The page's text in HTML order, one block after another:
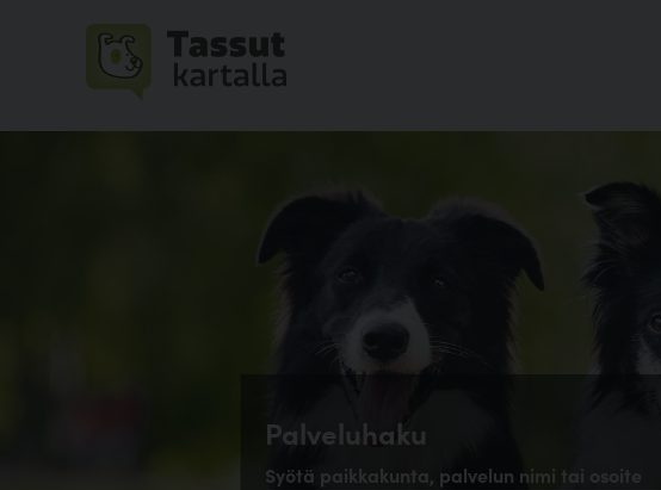
Palveluhaku
Syötä paikkakunta, palvelun nimi tai osoite